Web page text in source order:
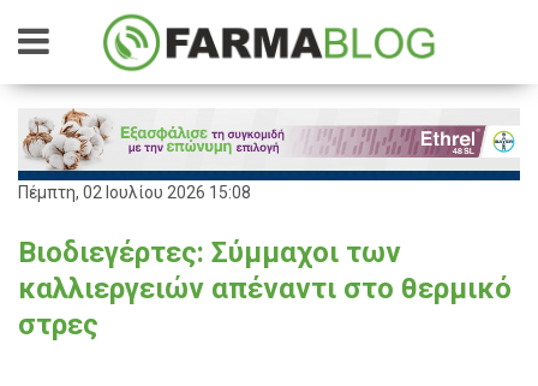
Πέμπτη, 02 Ιουλίου 2026 15:08
Βιοδιεγέρτες: Σύμμαχοι των
καλλιεργειών απέναντι στο θερμικό
στρες